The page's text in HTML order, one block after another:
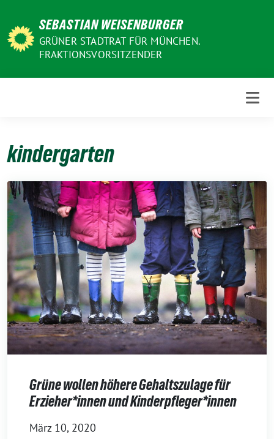
zum
Inhalt
SEBASTIAN WEISENBURGER
GRÜNER STADTRAT FÜR MÜNCHEN.
FRAKTIONSVORSITZENDER
kindergarten
Grüne wollen höhere Gehaltszulage für
Erzieher*innen und Kinderpfleger*innen
März 10, 2020